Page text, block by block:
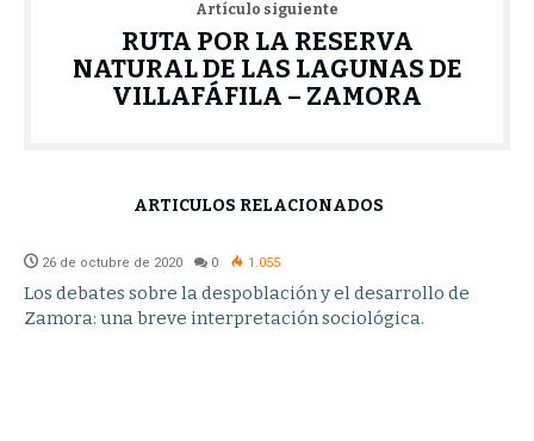
Artículo siguiente
RUTA POR LA RESERVA
NATURAL DE LAS LAGUNAS DE
VILLAFÁFILA – ZAMORA
ARTÍCULOS RELACIONADOS
26 de octubre de 2020 0 1.055
Los debates sobre la despoblación y el desarrollo de
Zamora: una breve interpretación sociológica.